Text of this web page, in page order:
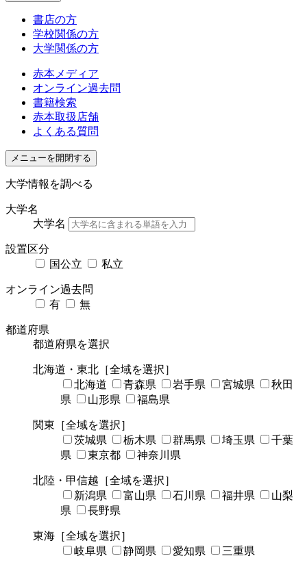
書店の方
学校関係の方
大学関係の方
赤本メディア
オンライン過去問
書籍検索
赤本取扱店舗
よくある質問
メニューを開閉する
大学情報を調べる
大学名
大学名
設置区分
国公立
私立
オンライン過去問
有
無
都道府県
都道府県を選択
北海道・東北 ［全域を選択］
北海道
青森県 岩手県 宮城県
秋田
県
山形県 福島県
関東 ［全域を選択］
茨城県
栃木県 群馬県 埼玉県
千葉
県
東京都 神奈川県
北陸・甲信越 ［全域を選択］
新潟県
富山県 石川県 福井県
山梨
県
長野県
東海 ［全域を選択］
岐阜県
静岡県 愛知県 三重県